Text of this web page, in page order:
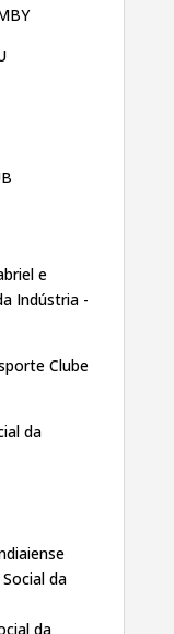
e
Indústria -
Clube
da
da
da